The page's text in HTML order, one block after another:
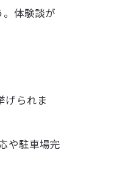
体験談が
げられま
や駐車場完